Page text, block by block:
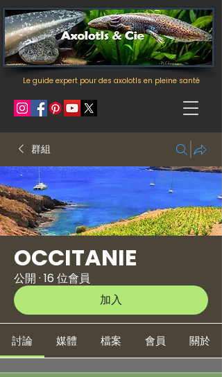
Le guide expert pour des axolotls en pleine santé
群組
OCCITANIE
公開 · 16 位會員
加入
討論 媒體 檔案 會員 關於